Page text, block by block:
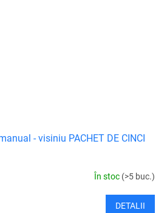
- visiniu PACHET DE CINCI
În stoc (>5 buc.)
DETALII